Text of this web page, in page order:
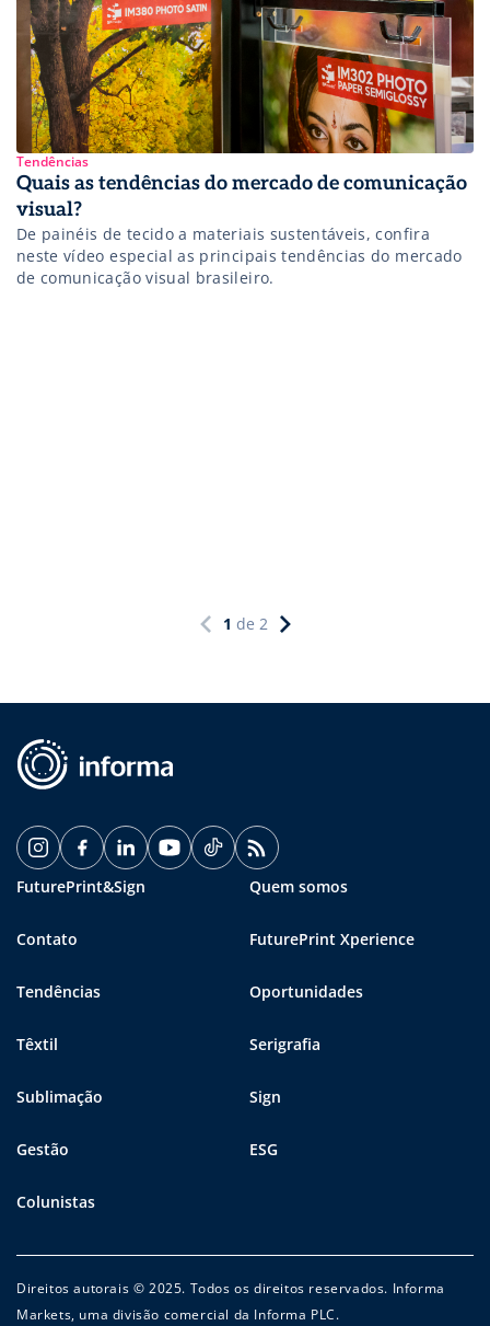
Tendências
Quais as tendências do mercado de comunicação
visual?
De painéis de tecido a materiais sustentáveis, confira
neste vídeo especial as principais tendências do mercado
de comunicação visual brasileiro.
1 de 2
FuturePrint&Sign Quem somos
Contato FuturePrint Xperience
Tendências Oportunidades
Têxtil Serigrafia
Sublimação Sign
Gestão ESG
Colunistas
Direitos autorais © 2025. Todos os direitos reservados. Informa
Markets, uma divisão comercial da Informa PLC.